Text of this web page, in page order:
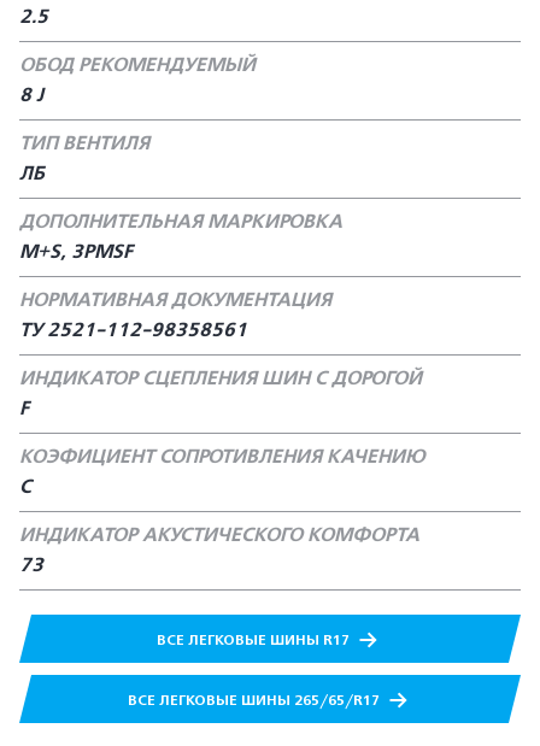
2.5
ОБОД РЕКОМЕНДУЕМЫЙ
8 J
ТИП ВЕНТИЛЯ
ЛБ
ДОПОЛНИТЕЛЬНАЯ МАРКИРОВКА
M+S, 3PMSF
НОРМАТИВНАЯ ДОКУМЕНТАЦИЯ
ТУ 2521-112-98358561
ИНДИКАТОР СЦЕПЛЕНИЯ ШИН С ДОРОГОЙ
F
КОЭФИЦИЕНТ СОПРОТИВЛЕНИЯ КАЧЕНИЮ
С
ИНДИКАТОР АКУСТИЧЕСКОГО КОМФОРТА
73
ВСЕ ЛЕГКОВЫЕ ШИНЫ R17
ВСЕ ЛЕГКОВЫЕ ШИНЫ 265/65/R17